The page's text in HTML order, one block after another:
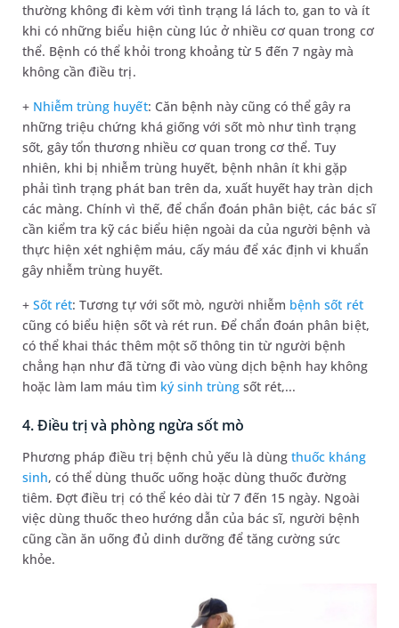
thường không đi kèm với tình trạng lá lách to, gan to và ít
khi có những biểu hiện cùng lúc ở nhiều cơ quan trong cơ
thể. Bệnh có thể khỏi trong khoảng từ 5 đến 7 ngày mà
không cần điều trị.
+ Nhiễm trùng huyết: Căn bệnh này cũng có thể gây ra
những triệu chứng khá giống với sốt mò như tình trạng
sốt, gây tổn thương nhiều cơ quan trong cơ thể. Tuy
nhiên, khi bị nhiễm trùng huyết, bệnh nhân ít khi gặp
phải tình trạng phát ban trên da, xuất huyết hay tràn dịch
các màng. Chính vì thế, để chẩn đoán phân biệt, các bác sĩ
cần kiểm tra kỹ các biểu hiện ngoài da của người bệnh và
thực hiện xét nghiệm máu, cấy máu để xác định vi khuẩn
gây nhiễm trùng huyết.
+Sốt rét: Tương tự với sốt mò, người nhiễm bệnh sốt rét
cũng có biểu hiện sốt và rét run. Để chẩn đoán phân biệt,
có thể khai thác thêm một số thông tin từ người bệnh
chẳng hạn như đã từng đi vào vùng dịch bệnh hay không
hoặc làm lam máu tìm ký sinh trùngsốt rét,...
4. Điều trị và phòng ngừa sốt mò
Phương pháp điều trị bệnh chủ yếu là dùngthuốc kháng
sinh, có thể dùng thuốc uống hoặc dùng thuốc đường
tiêm. Đợt điều trị có thể kéo dài từ 7 đến 15 ngày. Ngoài
việc dùng thuốc theo hướng dẫn của bác sĩ, người bệnh
cũng cần ăn uống đủ dinh dưỡng để tăng cường sức
khỏe.